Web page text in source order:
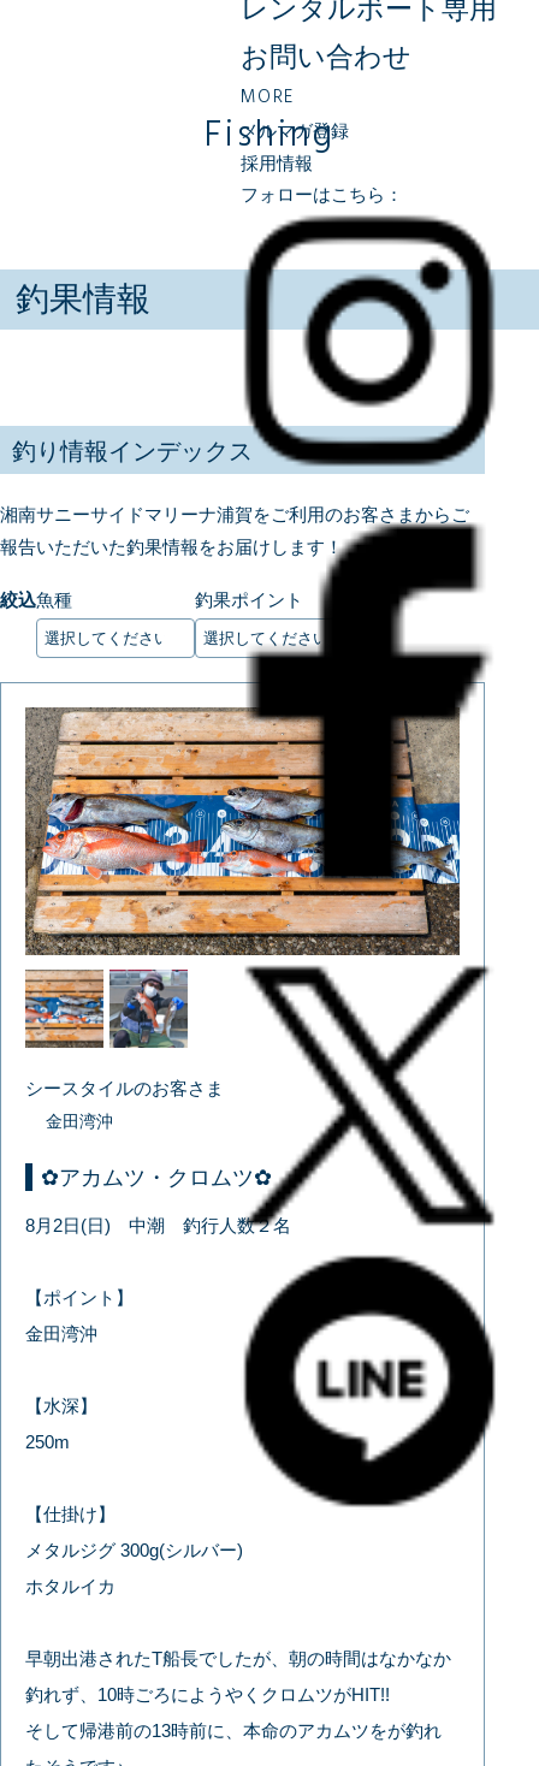
レンタルボート専用
お問い合わせ
MORE
メルマガ登録
採用情報
フォローはこちら：
Fishing
釣果情報
釣り情報インデックス
湘南サニーサイドマリーナ浦賀をご利用のお客さまからご
報告いただいた釣果情報をお届けします！
絞込魚種 釣果ポイント
シースタイルのお客さま
金田湾沖
✿アカムツ・クロムツ✿
8月2日(日) 中潮 釣行人数２名
【ポイント】
金田湾沖
【水深】
250m
【仕掛け】
メタルジグ 300g(シルバー)
ホタルイカ
早朝出港されたT船長でしたが、朝の時間はなかなか
釣れず、10時ごろにようやくクロムツがHIT!!
そして帰港前の13時前に、本命のアカムツをが釣れ